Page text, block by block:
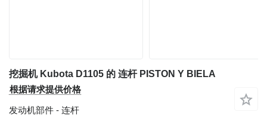
挖掘机 Kubota D1105 的 连杆 PISTON Y BIELA
根据请求提供价格
发动机部件 - 连杆